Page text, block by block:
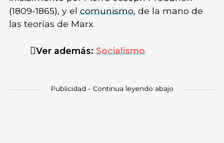
(1809-1865), y elcomunismo, de la mano de
las teorías de Marx.
Ver además:Socialismo